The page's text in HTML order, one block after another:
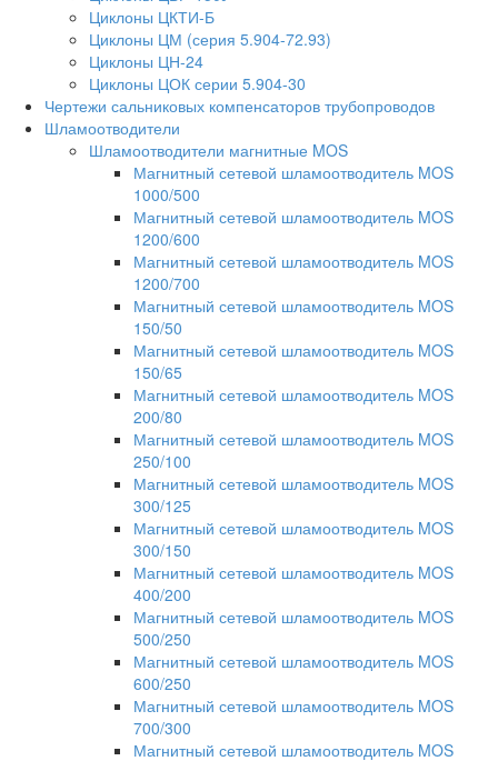
Циклоны ЦКТИ-Б
Циклоны ЦМ (серия 5.904-72.93)
Циклоны ЦН-24
Циклоны ЦОК серии 5.904-30
Чертежи сальниковых компенсаторов трубопроводов
Шламоотводители
Шламоотводители магнитные MOS
Магнитный сетевой шламоотводитель MOS
1000/500
Магнитный сетевой шламоотводитель MOS
1200/600
Магнитный сетевой шламоотводитель MOS
1200/700
Магнитный сетевой шламоотводитель MOS
150/50
Магнитный сетевой шламоотводитель MOS
150/65
Магнитный сетевой шламоотводитель MOS
200/80
Магнитный сетевой шламоотводитель MOS
250/100
Магнитный сетевой шламоотводитель MOS
300/125
Магнитный сетевой шламоотводитель MOS
300/150
Магнитный сетевой шламоотводитель MOS
400/200
Магнитный сетевой шламоотводитель MOS
500/250
Магнитный сетевой шламоотводитель MOS
600/250
Магнитный сетевой шламоотводитель MOS
700/300
Магнитный сетевой шламоотводитель MOS